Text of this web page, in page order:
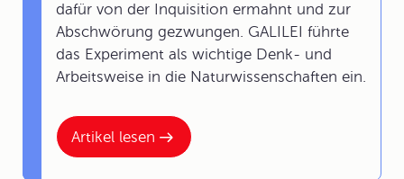
Artikel lesen
dafür von der Inquisition ermahnt und zur
Abschwörung gezwungen. GALILEI führte
das Experiment als wichtige Denk- und
Arbeitsweise in die Naturwissenschaften ein.